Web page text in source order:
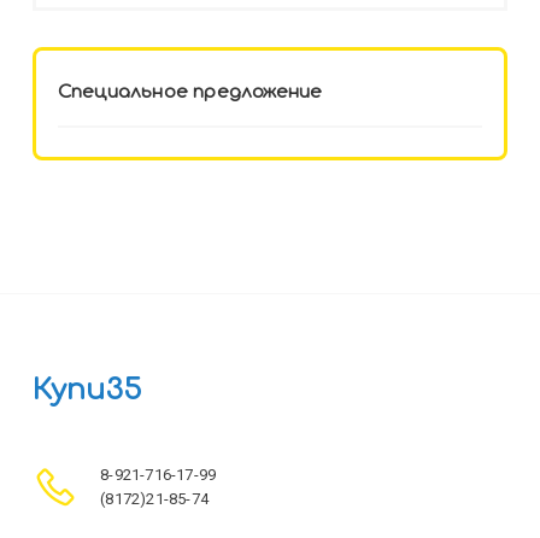
Специальное предложение
Купи35
8-921-716-17-99
(8172)21-85-74